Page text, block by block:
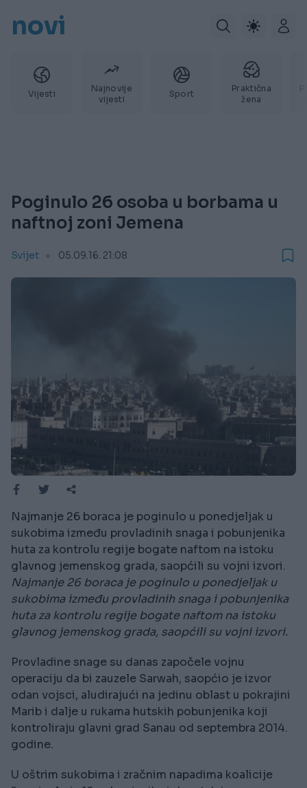
novi
Vijesti
Najnovije
vijesti
Sport
Praktična
žena
Poginulo 26 osoba u borbama u
naftnoj zoni Jemena
Svijet 05.09.16. 21:08
Najmanje 26 boraca je poginulo u ponedjeljak u
sukobima između provladinih snaga i pobunjenika
huta za kontrolu regije bogate naftom na istoku
glavnog jemenskog grada, saopćili su vojni izvori.
Najmanje 26 boraca je poginulo u ponedjeljak u
sukobima između provladinih snaga i pobunjenika
huta za kontrolu regije bogate naftom na istoku
glavnog jemenskog grada, saopćili su vojni izvori.
Provladine snage su danas započele vojnu
operaciju da bi zauzele Sarwah, saopćio je izvor
odan vojsci, aludirajući na jedinu oblast u pokrajini
Marib i dalje u rukama hutskih pobunjenika koji
kontroliraju glavni grad Sanau od septembra 2014.
godine.
U oštrim sukobima i zračnim napadima koalicije